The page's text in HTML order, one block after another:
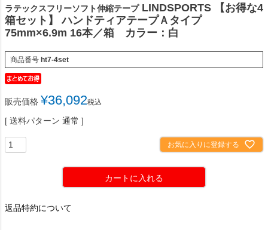
ラテックスフリーソフト伸縮テープ LINDSPORTS 【お得な4
箱セット】 ハンドティアテープＡタイプ
75mm×6.9m 16本／箱 カラー：白
商品番号 ht7-4set
販売価格 ¥36,092税込
送料パターン 通常
お気に入りに登録する
カートに入れる
返品特約について